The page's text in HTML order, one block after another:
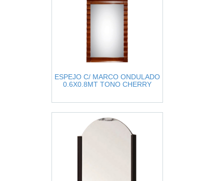
ESPEJO C/ MARCO ONDULADO
0.6X0.8MT TONO CHERRY